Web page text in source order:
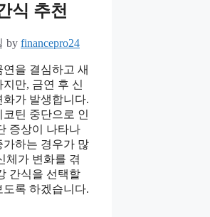
식 추천
by financepro24
을 결심하고 새
만, 금연 후 신
가 발생합니다.
틴 중단으로 인
증상이 나타나
가하는 경우가 많
체가 변화를 겪
간식을 선택할
록 하겠습니다.